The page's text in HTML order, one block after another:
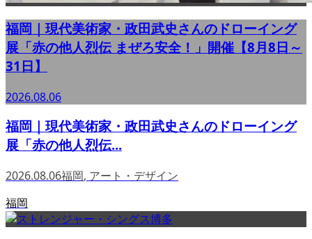
福岡｜現代美術家・政田武史さんのドローイング
展「赤の他人烈伝 まぜろ安全！」開催【8月8日～
31日】
2026.08.06
福岡｜現代美術家・政田武史さんのドローイング
展「赤の他人烈伝...
2026.08.06福岡, アート・デザイン
福岡